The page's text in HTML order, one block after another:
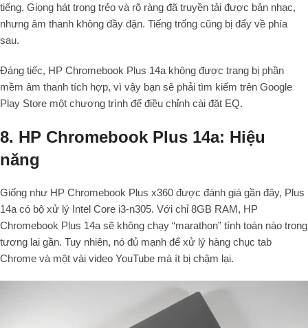
tiếng. Giọng hát trong trẻo và rõ ràng đã truyền tải được bản nhạc,
nhưng âm thanh không đầy đặn. Tiếng trống cũng bị đẩy về phía
sau.
Đáng tiếc, HP Chromebook Plus 14a không được trang bị phần
mềm âm thanh tích hợp, vì vậy bạn sẽ phải tìm kiếm trên Google
Play Store một chương trình để điều chỉnh cài đặt EQ.
8. HP Chromebook Plus 14a: Hiệu
năng
Giống như HP Chromebook Plus x360 được đánh giá gần đây, Plus
14a có bộ xử lý Intel Core i3-n305. Với chỉ 8GB RAM, HP
Chromebook Plus 14a sẽ không chạy “marathon” tính toán nào trong
tương lai gần. Tuy nhiên, nó đủ mạnh để xử lý hàng chục tab
Chrome và một vài video YouTube mà ít bị chậm lại.